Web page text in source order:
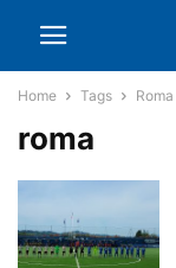
Home Tags Roma
roma